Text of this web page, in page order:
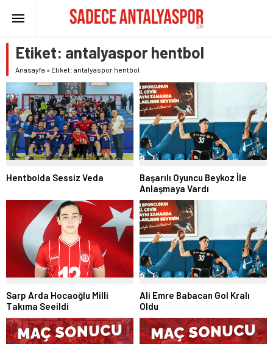
Etiket: antalyaspor hentbol
Anasayfa » Etiket: antalyaspor hentbol
Hentbolda Sessiz Veda
Başarılı Oyuncu Beykoz İle
Anlaşmaya Vardı
Sarp Arda Hocaoğlu Milli
Takıma Seeildi
Ali Emre Babacan Gol Kralı
Oldu